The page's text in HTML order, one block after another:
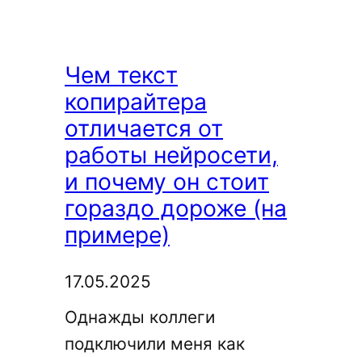
ИИ
Чем текст
копирайтера
отличается от
работы нейросети,
и почему он стоит
гораздо дороже (на
примере)
17.05.2025
Однажды коллеги
подключили меня как